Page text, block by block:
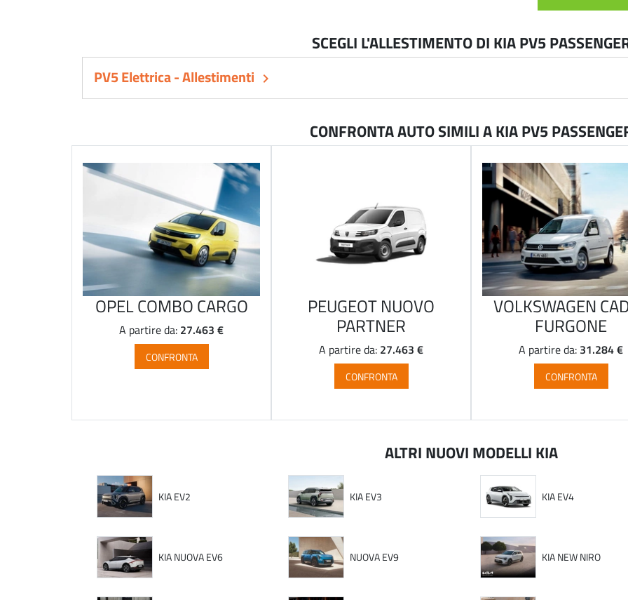
SCEGLI L'ALLESTIMENTO DI KIA PV5
PV5 Elettrica - Allestimenti keyboard_arrow_right
CONFRONTA AUTO SIMILI A KIA PV5
OPEL COMBO CARGO
A partire da: 27.463 €
CONFRONTA
PEUGEOT NUOVO
PARTNER
A partire da: 27.463 €
CONFRONTA
VOLKSWAGEN
FURGONE
A partire da: 31.284 €
CONFRONTA
ALTRI NUOVI MODELLI KIA
KIA EV2 KIA EV3 KIA EV4
KIA NUOVA EV6 NUOVA EV9 KIA NEW NIRO